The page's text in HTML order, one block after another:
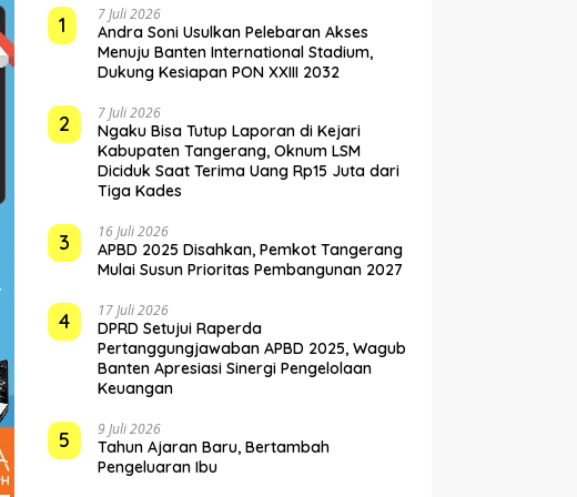
1
7 Juli 2026
Andra Soni Usulkan Pelebaran Akses
Menuju Banten International Stadium,
Dukung Kesiapan PON XXIII 2032
2 7 Juli 2026
Ngaku Bisa Tutup Laporan di Kejari
Kabupaten Tangerang, Oknum LSM
Diciduk Saat Terima Uang Rp15 Juta dari
Tiga Kades
3 16 Juli 2026
APBD 2025 Disahkan, Pemkot Tangerang
Mulai Susun Prioritas Pembangunan 2027
4 17 Juli 2026
DPRD Setujui Raperda
Pertanggungjawaban APBD 2025, Wagub
Banten Apresiasi Sinergi Pengelolaan
Keuangan
5 9 Juli 2026
Tahun Ajaran Baru, Bertambah
Pengeluaran Ibu